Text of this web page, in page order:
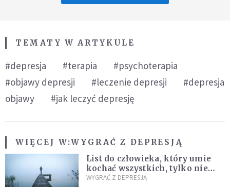
TEMATY W ARTYKULE
#depresja #terapia
#psychoterapia
#objawy depresji
#leczenie depresji
#depresja
objawy
#jak leczyć depresję
WIĘCEJ W:WYGRAĆ Z DEPRESJĄ
List do człowieka, który umie
kochać wszystkich, tylko nie
siebie
WYGRAĆ Z DEPRESJĄ